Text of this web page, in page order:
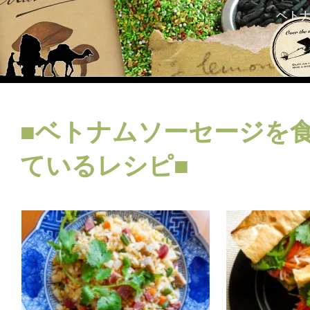
ベト
■ベトナムソーセージを
ているレシピ■